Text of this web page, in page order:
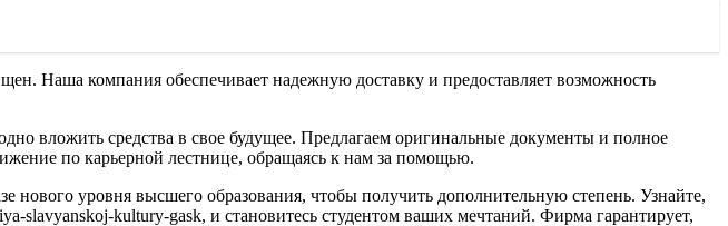
Наша компания обеспечивает надежную доставку и предоставляет возможность
вложить средства в свое будущее. Предлагаем оригинальные документы и полное
по карьерной лестнице, обращаясь к нам за помощью.
уровня высшего образования, чтобы получить дополнительную степень. Узнайте,
slavyanskoj-kultury-gask, и становитесь студентом ваших мечтаний. Фирма гарантирует,